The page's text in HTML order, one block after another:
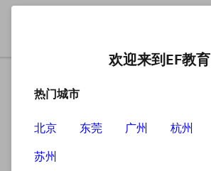
欢迎来到EF教育
热门城市
北京 东莞 广州 杭州
苏州